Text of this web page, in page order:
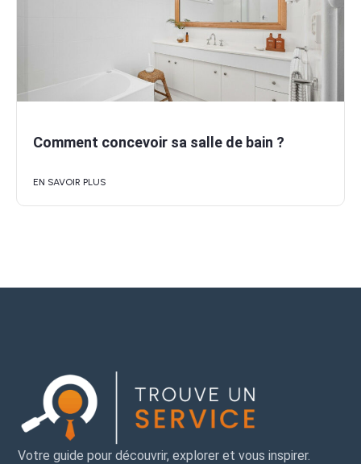
Comment concevoir sa salle de bain ?
EN SAVOIR PLUS
Votre guide pour découvrir, explorer et vous inspirer.